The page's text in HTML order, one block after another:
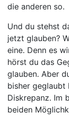
die anderen so.
Und du stehst
jetzt glauben?
eine. Denn es
hörst du das
glauben. Aber
bisher geglaubt
Diskrepanz. Im
beiden